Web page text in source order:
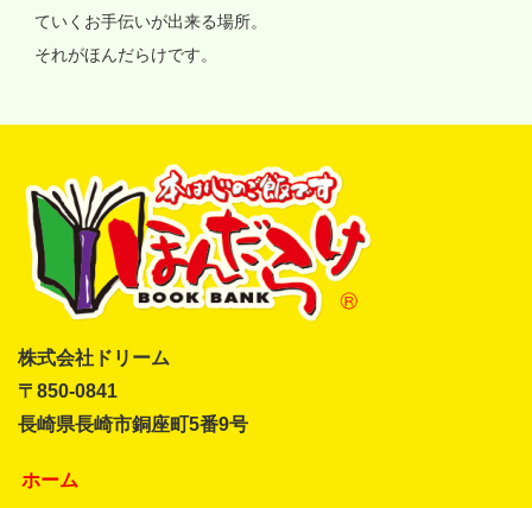
ていくお手伝いが出来る場所。
それがほんだらけです。
株式会社ドリーム
〒850-0841
長崎県長崎市銅座町5番9号
ホーム